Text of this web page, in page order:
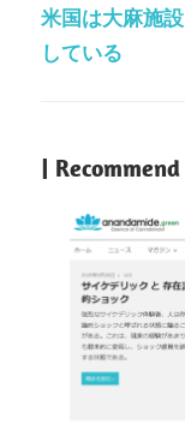
米国は大麻施
している
|